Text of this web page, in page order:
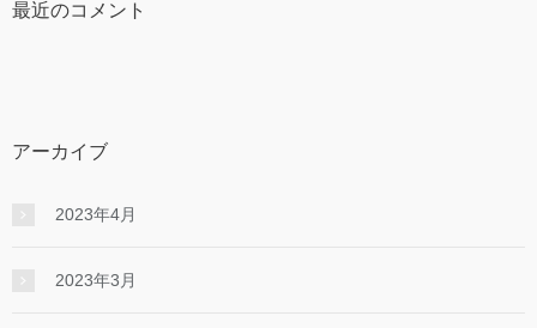
最近のコメント
アーカイブ
2023年4月
2023年3月